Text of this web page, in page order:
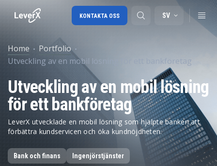
SAP-konsulttjänster
SAP Ariba
SAP EWM
SV
KONTAKTA OSS
Home
Portfolio
Utveckling av en mobil lösning för ett bankföretag
Utveckling av en mobil lösning
för ett bankföretag
LeverX utvecklade en mobil lösning som hjälpte banken att
förbättra kundservicen och öka kundnöjdheten.
Bank och finans Ingenjörstjänster